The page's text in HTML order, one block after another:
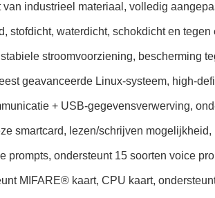
van industrieel materiaal, volledig
stofdicht, waterdicht, schokdicht en
stroomvoorziening, bescherming
geavanceerde Linux-systeem, high-
+ USB-gegevensverwerving,
smartcard, lezen/schrijven
prompts, ondersteunt 15 soorten voice
MIFARE® kaart, CPU kaart,